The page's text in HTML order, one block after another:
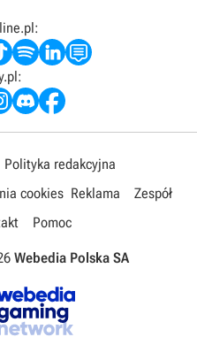
Polityka redakcyjna
cookies Reklama
Zespół
Pomoc
Webedia Polska SA